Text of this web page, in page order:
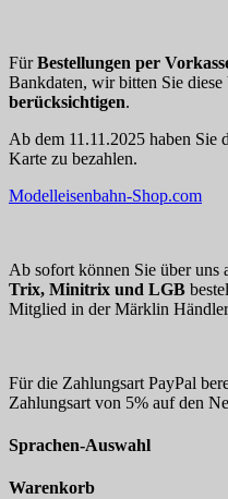
FürBestellungen per
Bankdaten, wir bitten Sie diese
berücksichtigen.
Ab dem 11.11.2025 haben
Karte zu bezahlen.
Modelleisenbahn-Shop.com
Ab sofort können Sie über uns
Trix, Minitrix und LGB
Mitglied in der Märklin
Für die Zahlungsart PayPal
Zahlungsart von 5% auf den
Sprachen-Auswahl
Warenkorb